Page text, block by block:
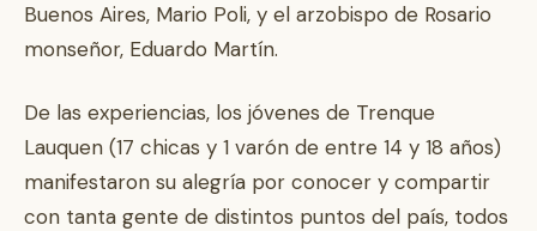
Buenos Aires, Mario Poli, y el arzobispo de Rosario
monseñor, Eduardo Martín.
De las experiencias, los jóvenes de Trenque
Lauquen (17 chicas y 1 varón de entre 14 y 18 años)
manifestaron su alegría por conocer y compartir
con tanta gente de distintos puntos del país, todos